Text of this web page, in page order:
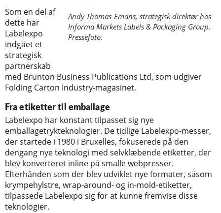
Andy Thomas-Emans, strategisk direktør hos
Informa Markets Labels & Packaging Group.
Pressefoto.
Som en del af
dette har
Labelexpo
indgået et
strategisk
partnerskab
med Brunton Business Publications Ltd, som udgiver
Folding Carton Industry-magasinet.
Fra etiketter til emballage
Labelexpo har konstant tilpasset sig nye
emballagetrykteknologier. De tidlige Labelexpo-messer,
der startede i 1980 i Bruxelles, fokuserede på den
dengang nye teknologi med selvklæbende etiketter, der
blev konverteret inline på smalle webpresser.
Efterhånden som der blev udviklet nye formater, såsom
krympehylstre, wrap-around- og in-mold-etiketter,
tilpassede Labelexpo sig for at kunne fremvise disse
teknologier.